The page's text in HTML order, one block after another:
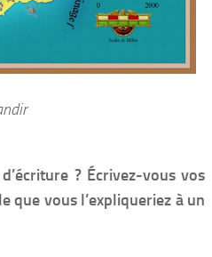
? Écrivez-vous vos
que vous l’expliqueriez à un